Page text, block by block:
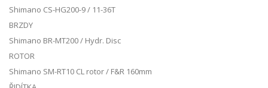
Shimano CS-HG200-9 / 11-36T
BRZDY
Shimano BR-MT200 / Hydr. Disc
ROTOR
Shimano SM-RT10 CL rotor / F&R 160mm